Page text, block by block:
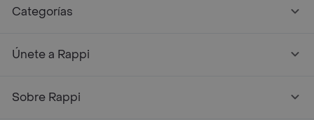
Categorías
Únete a Rappi
Sobre Rappi